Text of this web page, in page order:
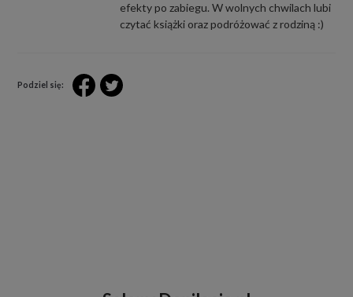
efekty po zabiegu. W wolnych chwilach lubi
czytać książki oraz podróżować z rodziną :)
Podziel się: